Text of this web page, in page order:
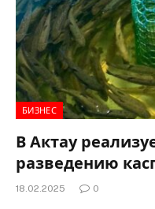
БИЗНЕС
В Актау
разведению
18.02.2025 0